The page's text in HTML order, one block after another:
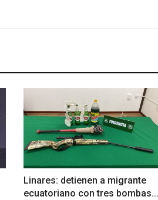
Linares: detienen a migrante
ecuatoriano con tres bombas...